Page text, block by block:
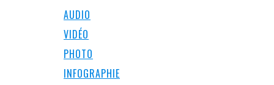
AUDIO
VIDÉO
PHOTO
INFOGRAPHIE